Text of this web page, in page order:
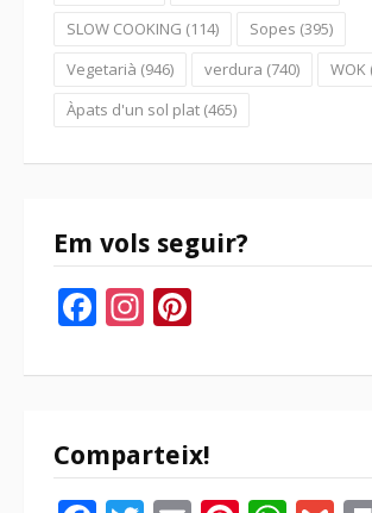
SLOW COOKING (114) Sopes (395)
Vegetarià (946) verdura (740) WOK
Àpats d'un sol plat (465)
Em vols seguir?
Facebook
Instagram
Comparteix!